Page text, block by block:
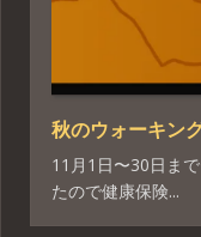
秋のウォーキン
11月1日〜30日ま
たので健康保険...